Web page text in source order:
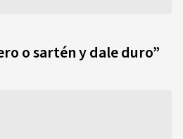
o sartén y dale duro”